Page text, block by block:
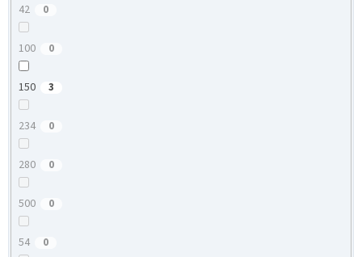
42 0
100 0
150 3
234 0
280 0
500 0
54 0